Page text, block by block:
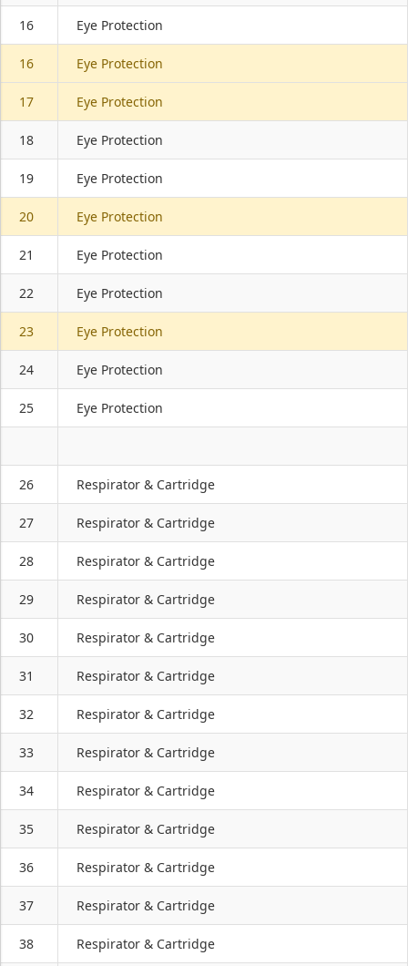
16 Eye Protection
16 Eye Protection
17 Eye Protection
18 Eye Protection
19 Eye Protection
20 Eye Protection
21 Eye Protection
22 Eye Protection
23 Eye Protection
24 Eye Protection
25 Eye Protection
26 Respirator & Cartridge
27 Respirator & Cartridge
28 Respirator & Cartridge
29 Respirator & Cartridge
30 Respirator & Cartridge
31 Respirator & Cartridge
32 Respirator & Cartridge
33 Respirator & Cartridge
34 Respirator & Cartridge
35 Respirator & Cartridge
36 Respirator & Cartridge
37 Respirator & Cartridge
38 Respirator & Cartridge